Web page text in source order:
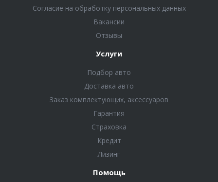
Согласие на обработку персональных данных
Вакансии
Отзывы
Услуги
Подбор авто
Доставка авто
Заказ комплектующих, аксессуаров
Гарантия
Страховка
Кредит
Лизинг
Помощь